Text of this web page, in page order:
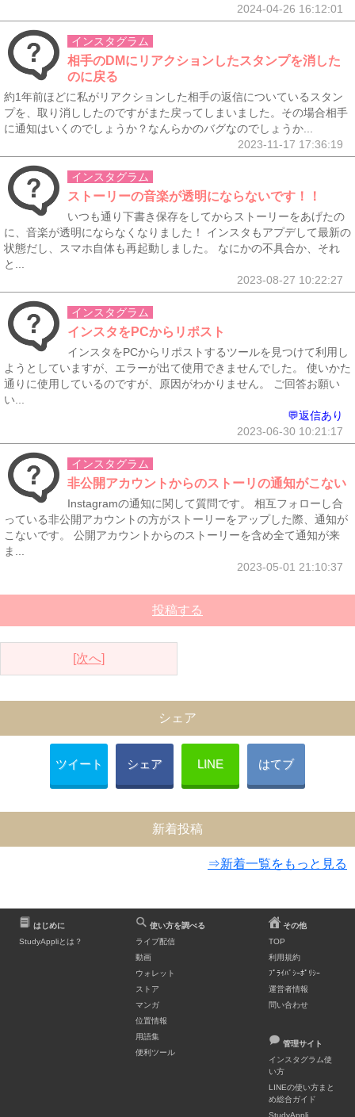
2024-04-26 16:12:01
インスタグラム
相手のDMにリアクションしたスタンプを消した
のに戻る
約1年前ほどに私がリアクションした相手の返信についているスタン
プを、取り消ししたのですがまた戻ってしまいました。その場合相手
に通知はいくのでしょうか？なんらかのバグなのでしょうか...
2023-11-17 17:36:19
インスタグラム
ストーリーの音楽が透明にならないです！！
いつも通り下書き保存をしてからストーリーをあげたの
に、音楽が透明にならなくなりました！ インスタもアプデして最新の
状態だし、スマホ自体も再起動しました。 なにかの不具合か、それ
と...
2023-08-27 10:22:27
インスタグラム
インスタをPCからリポスト
インスタをPCからリポストするツールを見つけて利用し
ようとしていますが、エラーが出て使用できませんでした。 使いかた
通りに使用しているのですが、原因がわかりません。 ご回答お願い
い...
💬返信あり
2023-06-30 10:21:17
インスタグラム
非公開アカウントからのストーリの通知がこない
Instagramの通知に関して質問です。 相互フォローし合
っている非公開アカウントの方がストーリーをアップした際、通知が
こないです。 公開アカウントからのストーリーを含め全て通知が来
ま...
2023-05-01 21:10:37
投稿する
[次へ]
シェア
ツイート シェア LINE はてブ
新着投稿
⇒新着一覧をもっと見る
はじめに
StudyAppliとは？
使い方を調べる
ライブ配信
動画
ウォレット
ストア
マンガ
位置情報
用語集
便利ツール
その他
TOP
利用規約
ﾌﾟﾗｲﾊﾞｼｰﾎﾟﾘｼｰ
運営者情報
問い合わせ
管理サイト
インスタグラム使
い方
LINEの使い方まと
め総合ガイド
StudyAppli